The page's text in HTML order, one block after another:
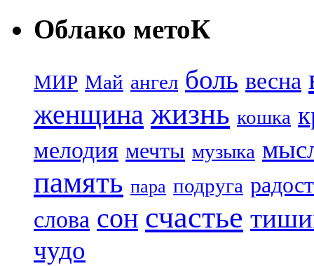
Облако метоК
МИР Май ангел боль весна
женщина жизнь кошка
мелодия мечты музыка
память пара подруга
слова сон счастье
чудо